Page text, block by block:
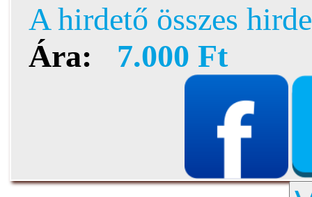
A hirdető összes
Ára:
7.000 Ft